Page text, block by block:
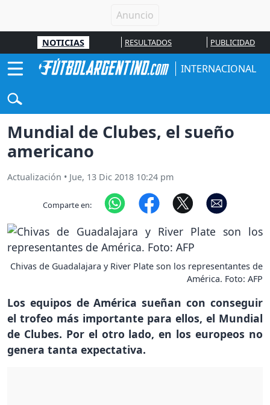
NOTICIAS RESULTADOS PUBLICIDAD
INTERNACIONAL
Mundial de Clubes, el sueño
americano
Actualización • Jue, 13 Dic 2018 10:24 pm
Comparte en:
Chivas de Guadalajara y River Plate son los representantes de
América. Foto: AFP
Los equipos de América sueñan con conseguir
el trofeo más importante para ellos, el Mundial
de Clubes. Por el otro lado, en los europeos no
genera tanta expectativa.